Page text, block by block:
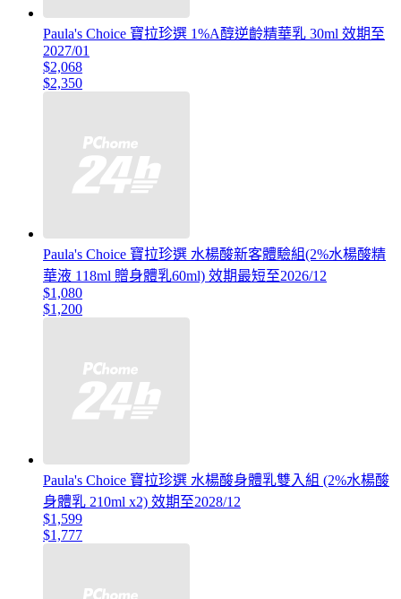
Paula's Choice 寶拉珍選 1%A醇逆齡精華乳 30ml 效期至
2027/01
$2,068
$2,350
Paula's Choice 寶拉珍選 水楊酸新客體驗組(2%水楊酸精
華液 118ml 贈身體乳60ml) 效期最短至2026/12
$1,080
$1,200
Paula's Choice 寶拉珍選 水楊酸身體乳雙入組 (2%水楊酸
身體乳 210ml x2) 效期至2028/12
$1,599
$1,777